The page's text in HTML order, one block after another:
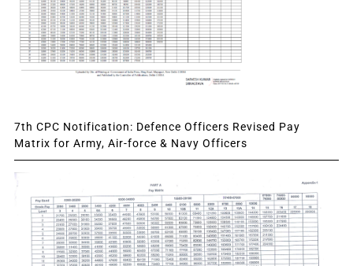
7th CPC Notification: Defence Officers Revised Pay
Matrix for Army, Air-force & Navy Officers